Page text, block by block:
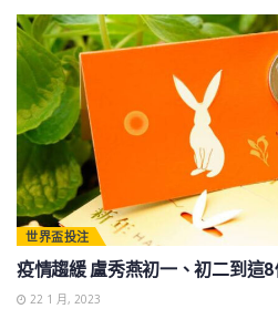
世界盃投注
疫情趨緩 盧秀燕初一、初二到這
22 1 月, 2023